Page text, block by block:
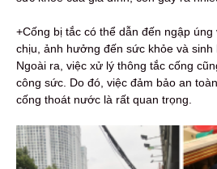
+Cống bị tắc có thể dẫn đến ngập
chịu, ảnh hưởng đến sức khỏe và sinh
Ngoài ra, việc xử lý thông tắc cống
công sức. Do đó, việc đảm bảo an
cống thoát nước là rất quan trọng.